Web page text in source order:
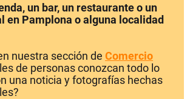
un bar, un restaurante o un
en Pamplona o alguna localidad
nuestra sección de Comercio
de personas conozcan todo lo
una noticia y fotografías hechas